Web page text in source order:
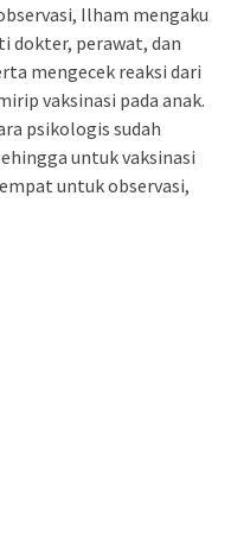
Ilham mengaku
dokter, perawat, dan
mengecek reaksi dari
vaksinasi pada anak.
psikologis sudah
untuk vaksinasi
untuk observasi,